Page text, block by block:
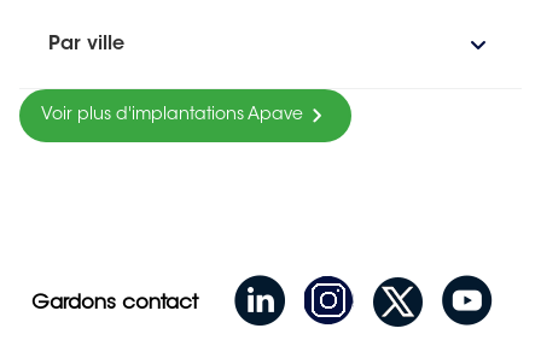
Par ville
Voir plus d'implantations Apave
Gardons contact